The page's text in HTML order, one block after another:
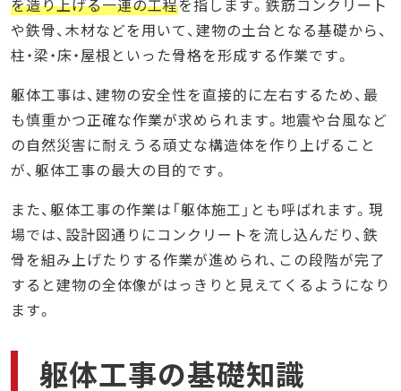
や鉄骨、木材などを用いて、建物の土台となる基礎から、
柱・梁・床・屋根といった骨格を形成する作業です。
躯体工事は、建物の安全性を直接的に左右するため、最
も慎重かつ正確な作業が求められます。地震や台風など
の自然災害に耐えうる頑丈な構造体を作り上げること
が、躯体工事の最大の目的です。
また、躯体工事の作業は「躯体施工」とも呼ばれます。現
場では、設計図通りにコンクリートを流し込んだり、鉄
骨を組み上げたりする作業が進められ、この段階が完了
すると建物の全体像がはっきりと見えてくるようになり
ます。
躯体工事の基礎知識